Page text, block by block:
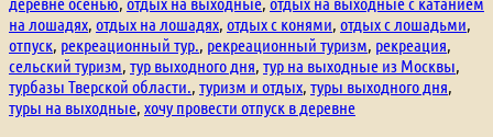
на лошадях отдых на лошадях отдых с конями отдых с лошадьми
отпуск рекреационный тур. рекреационный туризм рекреация
сельский туризм тур выходного дня тур на выходные из Москвы
турбазы Тверской области.
туризм и отдых туры выходного дня
туры на выходные хочу провести отпуск в деревне